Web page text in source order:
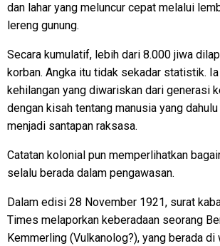
dan lahar yang meluncur cepat melalui
lereng gunung.
Secara kumulatif, lebih dari 8.000 jiwa
korban. Angka itu tidak sekadar statistik.
kehilangan yang diwariskan dari generasi
dengan kisah tentang manusia yang
menjadi santapan raksasa.
Catatan kolonial pun memperlihatkan
selalu berada dalam pengawasan.
Dalam edisi 28 November 1921, surat
Times melaporkan keberadaan seorang
Kemmerling (Vulkanolog?), yang berada di